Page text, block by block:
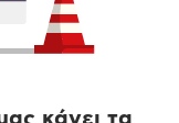
κάνει τα